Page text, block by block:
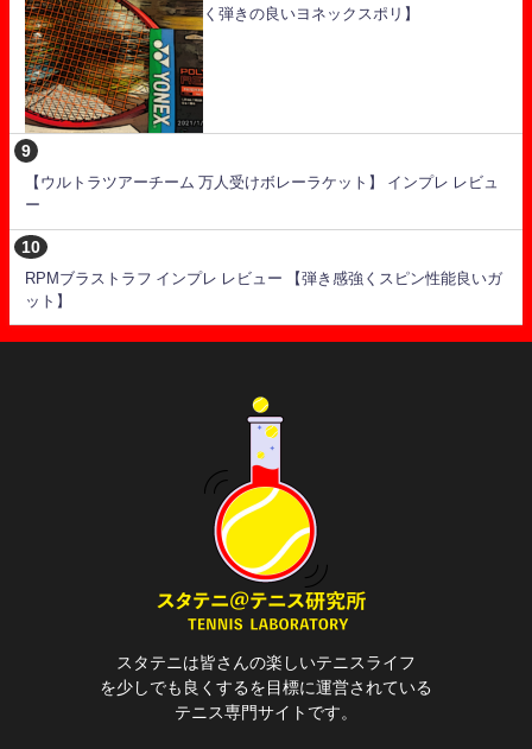
く弾きの良いヨネックスポリ】
【ウルトラツアーチーム 万人受けボレーラケット】 インプレ レビュ
ー
RPMブラストラフ インプレ レビュー 【弾き感強くスピン性能良いガ
ット】
スタテニは皆さんの楽しいテニスライフ
を少しでも良くするを目標に運営されている
テニス専門サイトです。